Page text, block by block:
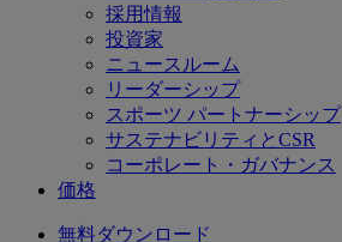
採用情報
投資家
ニュースルーム
リーダーシップ
スポーツ パートナーシップ
サステナビリティとCSR
コーポレート・ガバナンス
価格
無料ダウンロード